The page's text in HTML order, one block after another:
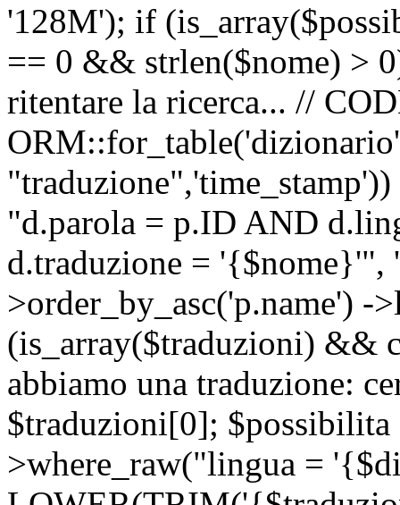
'128M'); if
== 0 && strlen($nome) >
ritentare la ricerca... //
"d.parola = p.ID AND
d.traduzione = '{$nome}'",
>order_by_asc('p.name')
(is_array($traduzioni) &&
abbiamo una traduzione:
$traduzioni[0];
>where_raw("lingua =